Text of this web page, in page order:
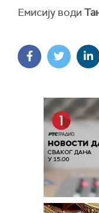
Емисију води